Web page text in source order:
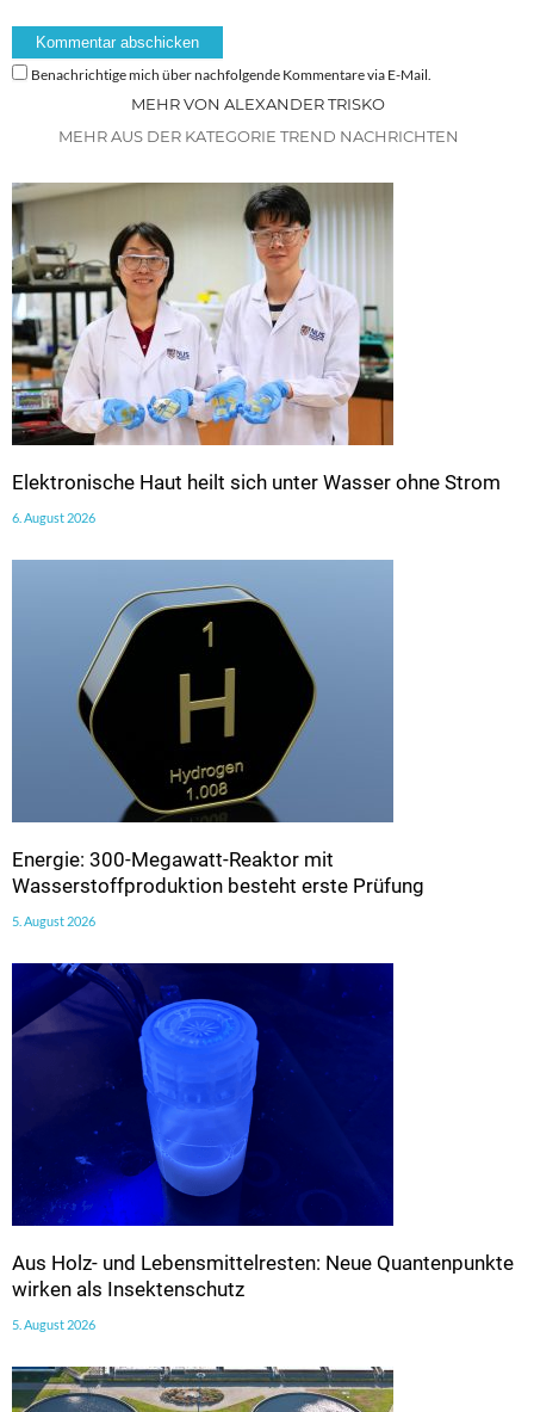
Benachrichtige mich über nachfolgende Kommentare via E-Mail.
MEHR VON ALEXANDER TRISKO
MEHR AUS DER KATEGORIE TREND NACHRICHTEN
Elektronische Haut heilt sich unter Wasser ohne Strom
6. August 2026
Energie: 300-Megawatt-Reaktor mit
Wasserstoffproduktion besteht erste Prüfung
5. August 2026
Aus Holz- und Lebensmittelresten: Neue Quantenpunkte
wirken als Insektenschutz
5. August 2026